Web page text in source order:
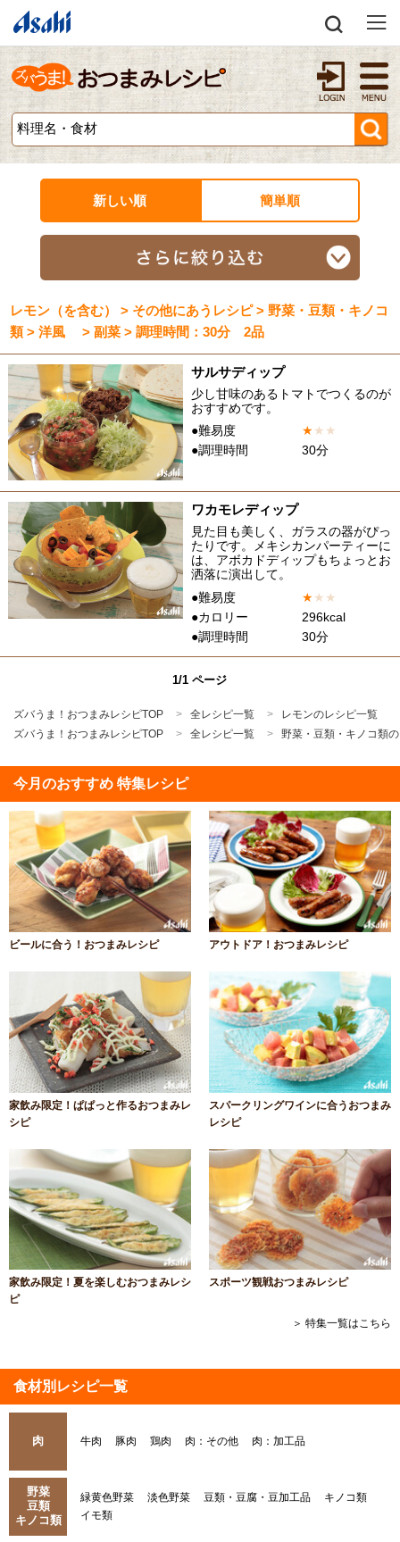
新しい順 簡単順
レモン（を含む） > その他にあうレシピ > 野菜・豆類・キノコ
類 > 洋風 > 副菜 > 調理時間：30分 2品
サルサディップ
少し甘味のあるトマトでつくるのが
おすすめです。
●難易度
★★ ★
●調理時間
30分
ワカモレディップ
見た目も美しく、ガラスの器がぴっ
たりです。メキシカンパーティーに
は、アボカドディップもちょっとお
洒落に演出して。
●難易度
★★ ★
●カロリー
296kcal
●調理時間
30分
1/1 ページ
ズバうま！おつまみレシピTOP 全レシピ一覧
レモンのレシピ一覧
ズバうま！おつまみレシピTOP
全レシピ一覧 野菜・豆類・キノコ類
今月のおすすめ 特集レシピ
ビールに合う！おつまみレシピ アウトドア！おつまみレシピ
家飲み限定！ぱぱっと作るおつまみレ
シピ
スパークリングワインに合うおつまみ
レシピ
家飲み限定！夏を楽しむおつまみレシ
ピ
スポーツ観戦おつまみレシピ
＞ 特集一覧はこちら
食材別レシピ一覧
肉 牛肉 豚肉 鶏肉 肉：その他 肉：加工品
野菜
豆類
キノコ類
緑黄色野菜 淡色野菜 豆類・豆腐・豆加工品
キノコ類
イモ類